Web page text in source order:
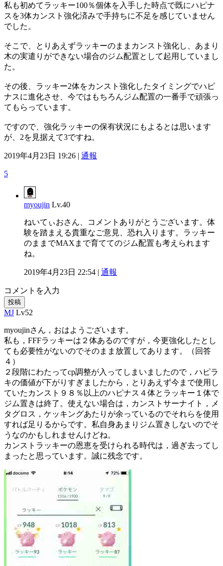
私も初めてラッキー100％個体を入手した時点で既にハピナ
スを3体カンスト強化済みで手持ちに不足を感じていません
でした。
そこで、とりあえずラッキーのままカンスト強化し、あまり
木の実遣りができない場合のジム配置として起用していまし
た。
その後、ラッキー2体をカンスト強化したタイミングでハピ
ナスに進化させ、今ではもちろんジム配置の一番手で頑張っ
てもらっています。
ですので、強化ラッキーの保有状況にもよるとは思います
が、2を見据えて3ですね。
2019年4月23日 19:26 | 通報
5
myoujin Lv.40
ねいてぃおさん、コメントありがとうございます。体
験を踏まえる貴重なご意見、恐れ入ります。ラッキー
のままでMAXまで育ててのジム配置も考えられます
ね。
2019年4月23日 22:54 | 通報
コメントを入力
投稿
MJ Lv52
myoujinさん，おはようございます。
私も，FFFラッキーは２体あるのですが，今更強化したとし
ても必要性がないのでそのまま放置してあります。（回答
４）
２段階にわたってcp調整が入ってしまいましたので，ハピラ
キの価値が下がりすぎましたから，とりあえず今まで使用し
ていたカンスト９８％以上のハピナス４体とラッキー１体で
ジム置きは終了。使えない場合は，カンストサーナイト，メ
タグロス，ケッキングあたりが余っているのでそれらを使用
すれば足りるからです。私自身あまりジム置きしないのでそ
うなのかもしれませんけどね。
カンストラッキーの恩恵を受けられる時代は，過ぎ去ってし
まったと思っています。誠に残念です。